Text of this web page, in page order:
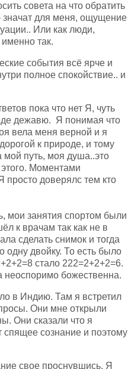
совета на что обратить
значат для меня, ощущение
Или как люди,
так.
события всё ярче и
полное спокойствие.. и
пока что нет Я, чуть
дежавю. Я понимая что
вела меня верной и я
к природе, и тому
путь, моя душа..это
Моментами
просто доверялс тем кто
мои занятия спортом были
к врачам так как не в
сделать снимок и тогда
двойку. То есть было
стало 222=2+2+2=6.
божественна.
в Индию. Там я встретил
Они мне открыли
Они сказали что я
сознание и поэтому
свое проснувшись. Я